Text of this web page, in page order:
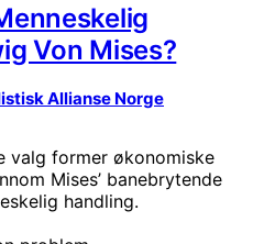
Von Mises?
Allianse Norge
valg former økonomiske
Mises’ banebrytende
handling.